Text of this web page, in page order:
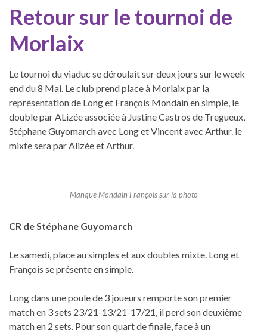
Retour sur le tournoi de
Morlaix
Le tournoi du viaduc se déroulait sur deux jours sur le week
end du 8 Mai. Le club prend place à Morlaix par la
représentation de Long et François Mondain en simple, le
double par ALizée associée à Justine Castros de Tregueux,
Stéphane Guyomarch avec Long et Vincent avec Arthur. le
mixte sera par Alizée et Arthur.
Manque Mondain François sur la photo
CR de Stéphane Guyomarch
Le samedi, place au simples et aux doubles mixte. Long et
François se présente en simple.
Long dans une poule de 3 joueurs remporte son premier
match en 3 sets 23/21-13/21-17/21, il perd son deuxième
match en 2 sets. Pour son quart de finale, face à un